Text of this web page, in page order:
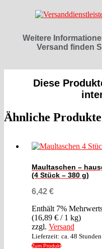
Weitere
Versand finden
Diese
Ähnliche Produkte
Maultaschen –
(4 Stück – 380 g)
6,42 €
Enthält 7%
(16,89 € / 1 kg)
zzgl. Versand
Lieferzeit: ca. 48 Stunden
Zum Produkt